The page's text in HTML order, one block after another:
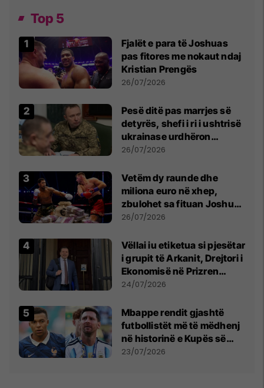
Top 5
Fjalët e para të Joshuas
pas fitores me nokaut ndaj
Kristian Prengës
26/07/2026
Pesë ditë pas marrjes së
detyrës, shefi i ri i ushtrisë
ukrainase urdhëron
kontroll të madh
26/07/2026
Vetëm dy raunde dhe
miliona euro në xhep,
zbulohet sa fituan Joshua
e Prenga
26/07/2026
Vëllai iu etiketua si pjesëtar
i grupit të Arkanit, Drejtori i
Ekonomisë në Prizren
mohon pretendimet
24/07/2026
Mbappe rendit gjashtë
futbollistët më të mëdhenj
në historinë e Kupës së
Botës, Messi mbetet i dyti
23/07/2026